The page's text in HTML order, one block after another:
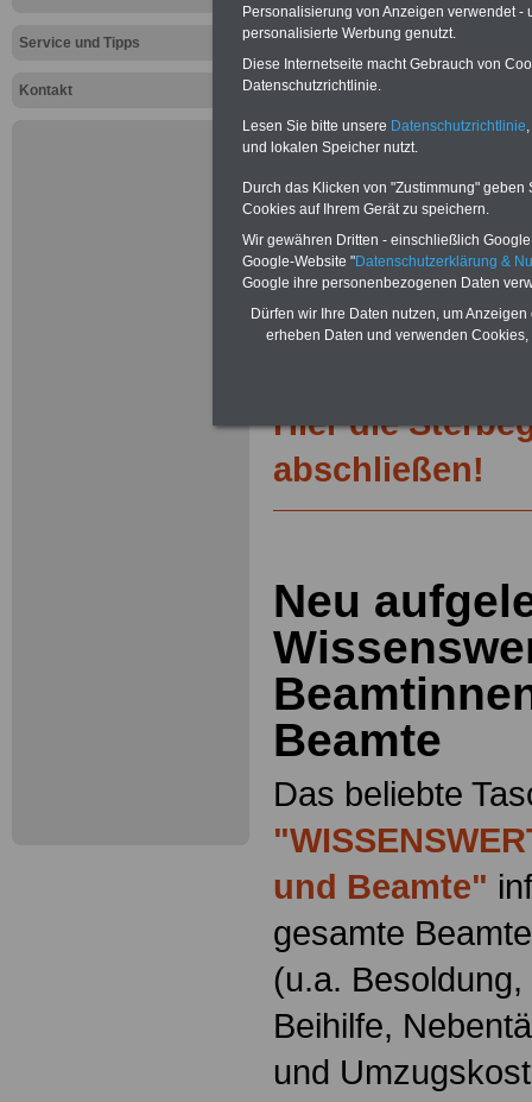
Service und Tipps
Kontakt
Teilweise fünfstellige
Beamtinnen & Beamte in Bund und
Ländern durch Neuregelung der
amtsangemessen
Alimentation
Beamte zum Komplettpreis von 15
geeignet.Sie können Sie zehn
Beihilfe sowie Nebentätigkeitsrecht
öffentlichen Dienst>>>mehr
ACHTUNG Nachzahlung für alle
amtsangemessener Alimentation
Teilweise 5-stellige Nachzahlungen
Hier die
abschließen!
Neu
Beamte
Das beliebte
und Beamte"
gesamte
(u.a.
Beihilfe,
und
Personalisierung von Anzeigen verwendet
personalisierte Werbung genutzt.
Diese Internetseite macht Gebrauch von
Datenschutzrichtlinie.
Lesen Sie bitte unsere Datenschutzrichtlinie
und lokalen Speicher nutzt.
Durch das Klicken von "Zustimmung"
Cookies auf Ihrem Gerät zu speichern.
Wir gewähren Dritten - einschließlich
Google-Website "Datenschutzerklärung &
Google ihre personenbezogenen Daten
Dürfen wir Ihre Daten nutzen, um
erheben Daten und verwenden